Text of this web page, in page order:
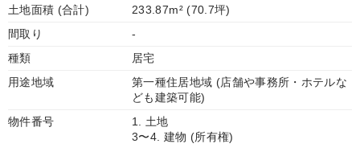
土地面積 (合計)
233.87m² (70.7坪)
間取り
-
種類
居宅
用途地域
第一種住居地域 (店舗や事務所・ホテルな
ども建築可能)
物件番号
1. 土地
3〜4. 建物 (所有権)